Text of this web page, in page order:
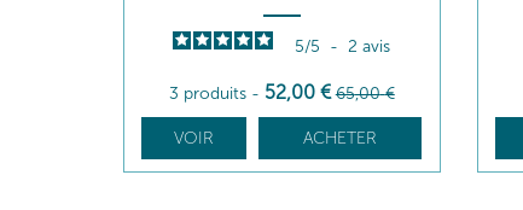
5/5 - 2avis
3 produits - 52,00 € 65,00 €
VOIR ACHETER